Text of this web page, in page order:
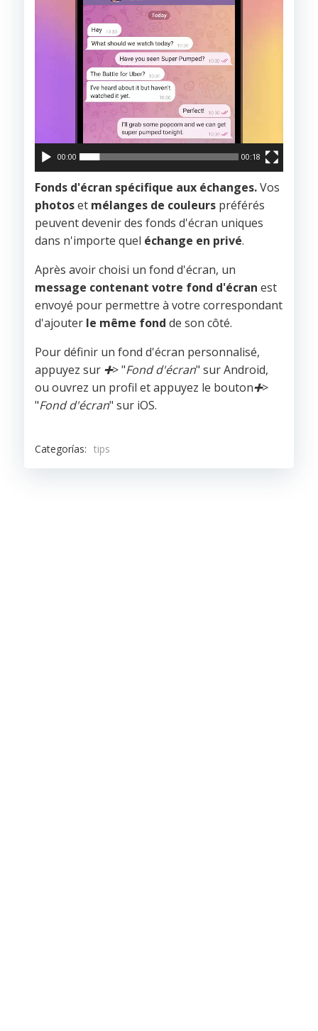
00:00 00:18
Fonds d'écran spécifique aux échanges.Vos
photoset mélanges de couleurs préférés
peuvent devenir des fonds d'écran uniques
dans n'importe quel échange en privé.
Après avoir choisi un fond d'écran, un
message contenant votre fond d'écran est
envoyé pour permettre à votre correspondant
d'ajouter le même fond de son côté.
Pour définir un fond d'écran personnalisé,
appuyez sur ➕> "Fond d'écran" sur Android,
ou ouvrez un profil et appuyez le bouton➕>
"Fond d'écran" sur iOS.
Categorías: tips